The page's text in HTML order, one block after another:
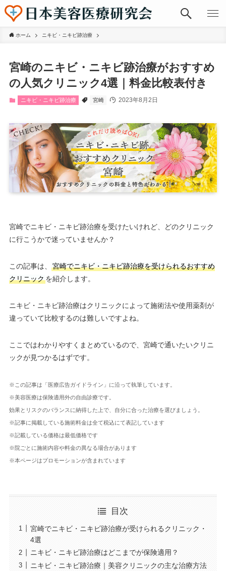
ホーム ニキビ・ニキビ跡治療
宮崎のニキビ・ニキビ跡治療がおすすめ
の人気クリニック4選｜料金比較表付き
ニキビ・ニキビ跡治療 宮崎 2023年8月2日
宮崎でニキビ・ニキビ跡治療を受けたいけれど、どのクリニック
に行こうかで迷っていませんか？
この記事は、
宮崎でニキビ・ニキビ跡治療を受けられるおすすめ
クリニックを紹介します。
ニキビ・ニキビ跡治療はクリニックによって施術法や使用薬剤が
違っていて比較するのは難しいですよね。
ここではわかりやすくまとめているので、宮崎で通いたいクリニ
ックが見つかるはずです。
※この記事は「医療広告ガイドライン」に沿って執筆しています。
※美容医療は保険適用外の自由診療です。
効果とリスクのバランスに納得した上で、自分に合った治療を選びましょう。
※記事に掲載している施術料金は全て税込にて表記しています
※記載している価格は最低価格です
※院ごとに施術内容や料金の異なる場合があります
※本ページはプロモーションが含まれています
目次
宮崎でニキビ・ニキビ跡治療が受けられるクリニック・
4選
ニキビ・ニキビ跡治療はどこまでが保険適用？
ニキビ・ニキビ跡治療｜美容クリニックの主な治療方法